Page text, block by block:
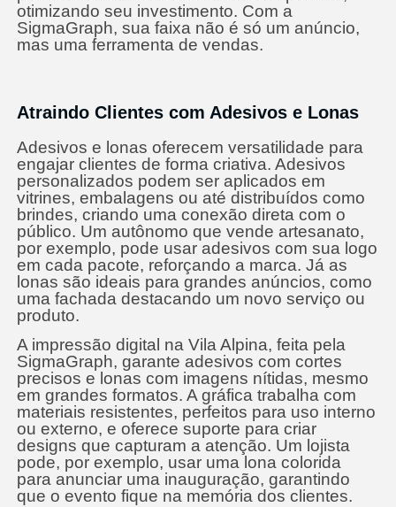
otimizando seu investimento. Com a
SigmaGraph, sua faixa não é só um anúncio,
mas uma ferramenta de vendas.
Atraindo Clientes com Adesivos e Lonas
Adesivos e lonas oferecem versatilidade para
engajar clientes de forma criativa. Adesivos
personalizados podem ser aplicados em
vitrines, embalagens ou até distribuídos como
brindes, criando uma conexão direta com o
público. Um autônomo que vende artesanato,
por exemplo, pode usar adesivos com sua logo
em cada pacote, reforçando a marca. Já as
lonas são ideais para grandes anúncios, como
uma fachada destacando um novo serviço ou
produto.
A impressão digital na Vila Alpina, feita pela
SigmaGraph, garante adesivos com cortes
precisos e lonas com imagens nítidas, mesmo
em grandes formatos. A gráfica trabalha com
materiais resistentes, perfeitos para uso interno
ou externo, e oferece suporte para criar
designs que capturam a atenção. Um lojista
pode, por exemplo, usar uma lona colorida
para anunciar uma inauguração, garantindo
que o evento fique na memória dos clientes.